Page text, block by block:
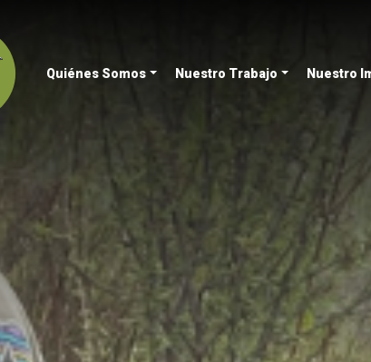
Quiénes Somos Nuestro Trabajo Nuestro